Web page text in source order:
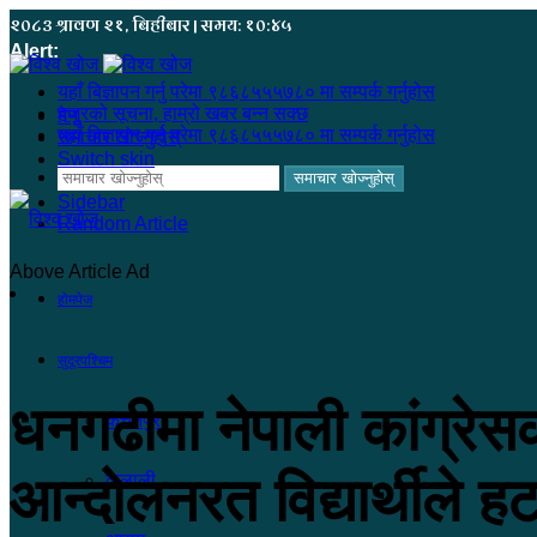
२०८३ श्रावण २१, बिहीबार | समय: १०:४५
Alert:
यहाँ बिज्ञापन गर्नु परेमा ९८६८५५५७८० मा सम्पर्क गर्नुहोस
हजुरको सूचना, हाम्रो खबर बन्न सक्छ
यहाँ बिज्ञापन गर्नु परेमा ९८६८५५५७८० मा सम्पर्क गर्नुहोस
समाचार खोज्नुहोस्
Sidebar
Random Article
मेनू
समाचार खोज्नुहोस्
Switch skin
होमपेज
सुदूरपश्चिम
कंचनपुर
कैलाली
Above Article Ad
धनगढीमा नेपाली
आन्दोलनरत विद्यार्थीले